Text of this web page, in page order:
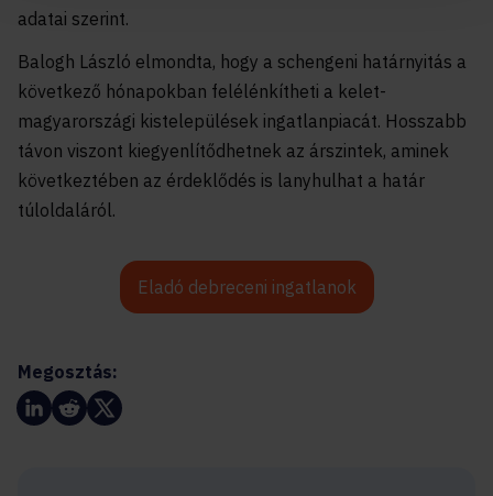
adatai szerint.
Balogh László elmondta, hogy a schengeni határnyitás a
következő hónapokban felélénkítheti a kelet-
magyarországi kistelepülések ingatlanpiacát. Hosszabb
távon viszont kiegyenlítődhetnek az árszintek, aminek
következtében az érdeklődés is lanyhulhat a határ
túloldaláról.
Eladó debreceni ingatlanok
Megosztás: